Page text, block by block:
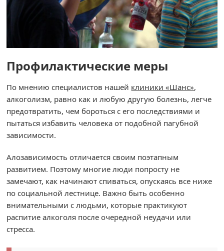
Профилактические меры
По мнению специалистов нашей клиники «Шанс»,
алкоголизм, равно как и любую другую болезнь, легче
предотвратить, чем бороться с его последствиями и
пытаться избавить человека от подобной пагубной
зависимости.
Алозависимость отличается своим поэтапным
развитием. Поэтому многие люди попросту не
замечают, как начинают спиваться, опускаясь все ниже
по социальной лестнице. Важно быть особенно
внимательными с людьми, которые практикуют
распитие алкоголя после очередной неудачи или
стресса.